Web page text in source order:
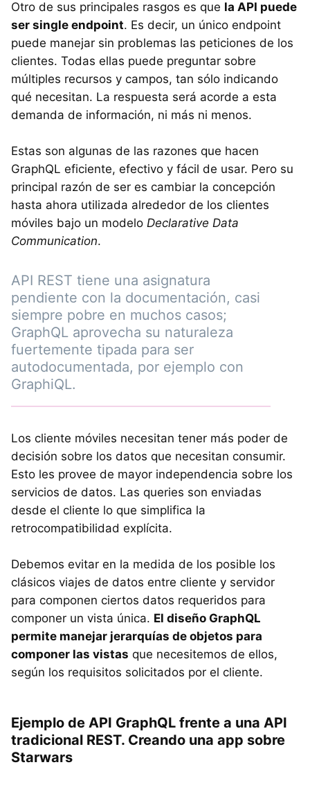
Otro de sus principales rasgos es que la API puede
ser single endpoint. Es decir, un único endpoint
puede manejar sin problemas las peticiones de los
clientes. Todas ellas puede preguntar sobre
múltiples recursos y campos, tan sólo indicando
qué necesitan. La respuesta será acorde a esta
demanda de información, ni más ni menos.
Estas son algunas de las razones que hacen
GraphQL eficiente, efectivo y fácil de usar. Pero su
principal razón de ser es cambiar la concepción
hasta ahora utilizada alrededor de los clientes
móviles bajo un modelo Declarative Data
Communication.
API REST tiene una asignatura
pendiente con la documentación, casi
siempre pobre en muchos casos;
GraphQL aprovecha su naturaleza
fuertemente tipada para ser
autodocumentada, por ejemplo con
GraphiQL.
Los cliente móviles necesitan tener más poder de
decisión sobre los datos que necesitan consumir.
Esto les provee de mayor independencia sobre los
servicios de datos. Las queries son enviadas
desde el cliente lo que simplifica la
retrocompatibilidad explícita.
Debemos evitar en la medida de los posible los
clásicos viajes de datos entre cliente y servidor
para componen ciertos datos requeridos para
componer un vista única. El diseño GraphQL
permite manejar jerarquías de objetos para
componer las vistas que necesitemos de ellos,
según los requisitos solicitados por el cliente.
Ejemplo de API GraphQL frente a una API
tradicional REST. Creando una app sobre
Starwars